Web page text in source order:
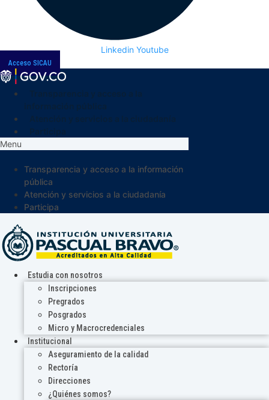
Linkedin Youtube
Acceso SICAU
Menu
Transparencia y acceso a la información
pública
Atención y servicios a la ciudadanía
Participa
Estudia con nosotros
Inscripciones
Pregrados
Posgrados
Micro y Macrocredenciales
Institucional
Aseguramiento de la calidad
Rectoría
Direcciones
¿Quiénes somos?